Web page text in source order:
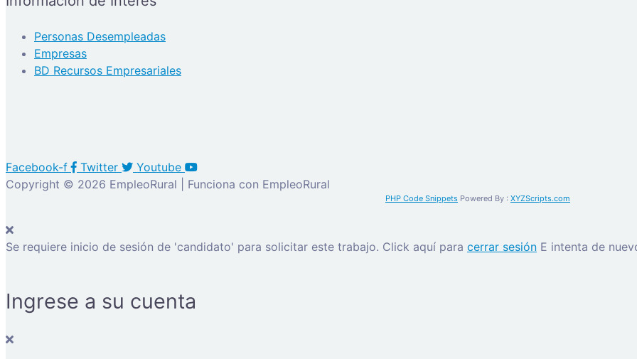
Personas Desempleadas
Empresas
BD Recursos Empresariales
Facebook-f Twitter
Youtube
Copyright © 2026 EmpleoRural | Funciona con EmpleoRural
PHP Code Snippets Powered By : XYZScripts.com
Se requiere inicio de sesión de 'candidato' para solicitar este trabajo. Click aquí para cerrar sesión E intenta de
Ingrese a su cuenta